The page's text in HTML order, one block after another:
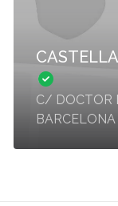
C/ DOCTOR
BARCELONA